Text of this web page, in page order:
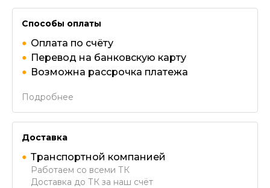
Способы оплаты
Оплата по счёту
Перевод на банковскую карту
Возможна рассрочка платежа
Подробнее
Доставка
Транспортной компанией
Работаем со всеми ТК
Доставка до ТК за наш счёт